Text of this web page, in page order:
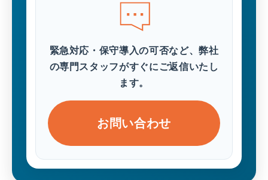
緊急対応・保守導入の可否など、弊社
の専門スタッフがすぐにご返信いたし
ます。
お問い合わせ